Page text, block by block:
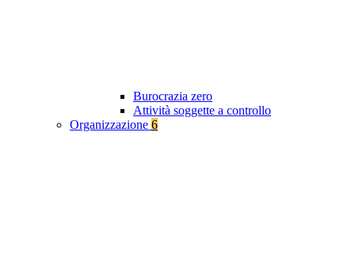
Burocrazia zero
Attività soggette a controllo
Organizzazione 6